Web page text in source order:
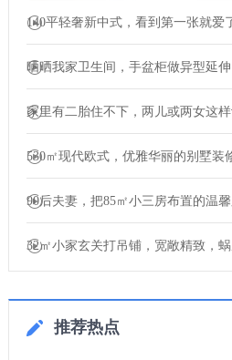
140平轻奢新中式，看到第一张就爱
晒晒我家卫生间，手盆柜做异型延
家里有二胎住不下，两儿或两女这样
530㎡现代欧式，优雅华丽的别墅装
90后夫妻，把85㎡小三房布置的温
32㎡小家玄关打吊铺，宽敞精致，
推荐热点